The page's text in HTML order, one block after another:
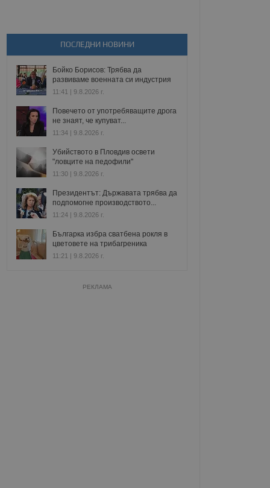
ПОСЛЕДНИ НОВИНИ
Бойко Борисов: Трябва да
развиваме военната си индустрия
11:41 | 9.8.2026 г.
Повечето от употребяващите дрога
не знаят, че купуват...
11:34 | 9.8.2026 г.
Убийството в Пловдив освети
"ловците на педофили"
11:30 | 9.8.2026 г.
Президентът: Държавата трябва да
подпомогне производството...
11:24 | 9.8.2026 г.
Българка избра сватбена рокля в
цветовете на трибагреника
11:21 | 9.8.2026 г.
РЕКЛАМА